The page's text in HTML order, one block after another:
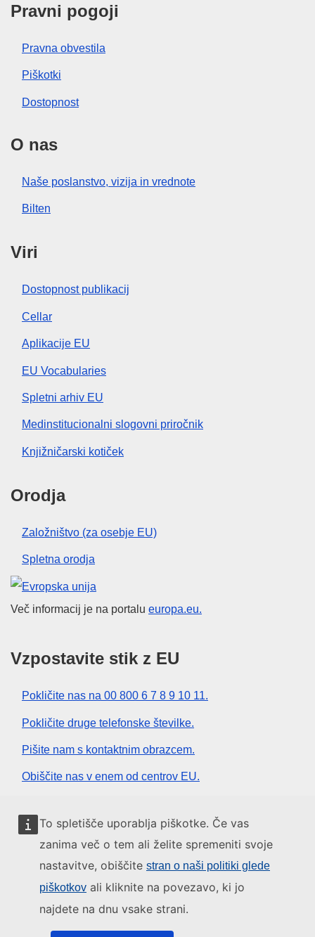
To spletišče uporablja piškotke. Če vas
zanima več o tem ali želite spremeniti svoje
nastavitve, obiščite stran o naši politiki glede
piškotkov ali kliknite na povezavo, ki jo
najdete na dnu vsake strani.
Pravni pogoji
Pravna obvestila
Piškotki
Dostopnost
O nas
Naše poslanstvo, vizija in vrednote
Bilten
Viri
Dostopnost publikacij
Cellar
Aplikacije EU
EU Vocabularies
Spletni arhiv EU
Medinstitucionalni slogovni priročnik
Knjižničarski kotiček
Orodja
Založništvo (za osebje EU)
Spletna orodja
Evropska unija
Več informacij je na portalu europa.eu.
Vzpostavite stik z EU
Pokličite nas na 00 800 6 7 8 9 10 11.
Pokličite druge telefonske številke.
Pišite nam s kontaktnim obrazcem.
Obiščite nas v enem od centrov EU.
Družbeni mediji
Institucije in organi EU